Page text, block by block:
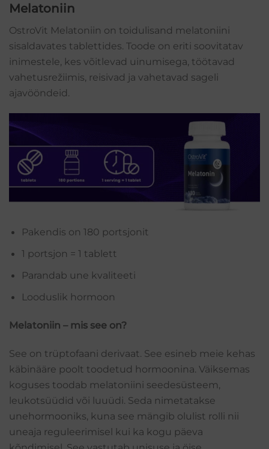
Melatoniin
OstroVit Melatoniin on toidulisand melatoniini
sisaldavates tablettides. Toode on eriti soovitatav
inimestele, kes võitlevad uinumisega, töötavad
vahetusrežiimis, reisivad ja vahetavad sageli
ajavööndeid.
Pakendis on 180 portsjonit
1 portsjon = 1 tablett
Parandab une kvaliteeti
Looduslik hormoon
Melatoniin – mis see on?
See on trüptofaani derivaat. See esineb meie kehas
käbinääre poolt toodetud hormoonina. Väiksemas
koguses toodab melatoniini seedesüsteem,
leukotsüüdid või luuüdi. Seda nimetatakse
unehormooniks, kuna see mängib olulist rolli nii
uneaja reguleerimisel kui ka kogu päeva